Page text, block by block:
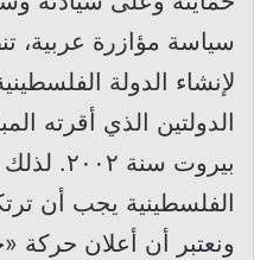
سياسة مؤازرة عربية،
لإنشاء الدولة
الدولتين الذي أقرته
بيروت
الفلسطينية يجب أن
ونعتبر أن أعلان